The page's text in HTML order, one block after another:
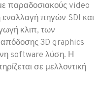
παραδοσιακούς video
πηγών SDI και
κλιπ, των
3D graphics
software λύση. Η
σε μελλοντική